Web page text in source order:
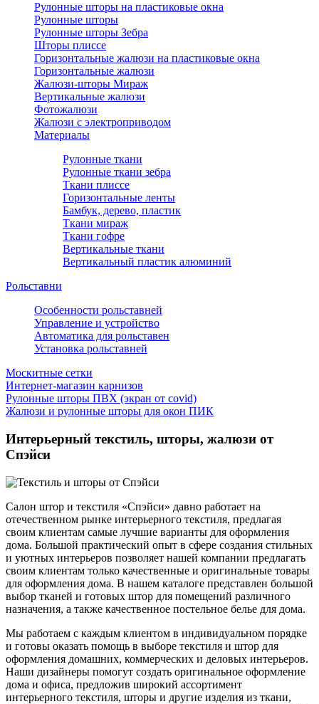
Рулонные шторы на пластиковые окна
Рулонные шторы
Рулонные шторы Зебра
Шторы плиссе
Горизонтальные жалюзи на пластиковые окна
Горизонтальные жалюзи
Жалюзи-шторы Мираж
Вертикальные жалюзи
Фотожалюзи
Жалюзи с электроприводом
Материалы
Рулонные ткани
Рулонные ткани зебра
Ткани плиссе
Горизонтальные ленты
Бамбук, дерево, пластик
Ткани мираж
Ткани гофре
Вертикальные ткани
Вертикальный пластик алюминий
Рольставни
Особенности рольставней
Управление и устройство
Автоматика для рольставен
Установка рольставней
Москитные сетки
Интернет-магазин карнизов
Рулонные шторы ПВХ (экран от covid)
Жалюзи и рулонные шторы для окон ПИК
Интерьерный текстиль, шторы, жалюзи от
Спэйси
Салон штор и текстиля «Спэйси» давно работает на
отечественном рынке интерьерного текстиля, предлагая
своим клиентам самые лучшие варианты для оформления
дома. Большой практический опыт в сфере создания стильных
и уютных интерьеров позволяет нашей компании предлагать
своим клиентам только качественные и оригинальные товары
для оформления дома. В нашем каталоге представлен большой
выбор тканей и готовых штор для помещений различного
назначения, а также качественное постельное белье для дома.
Мы работаем с каждым клиентом в индивидуальном порядке
и готовы оказать помощь в выборе текстиля и штор для
оформления домашних, коммерческих и деловых интерьеров.
Наши дизайнеры помогут создать оригинальное оформление
дома и офиса, предложив широкий ассортимент
интерьерного текстиля, шторы и другие изделия из ткани,